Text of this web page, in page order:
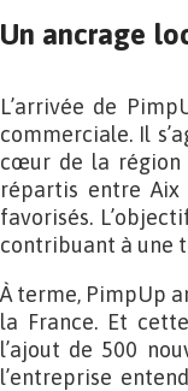
Un ancrage
L’arrivée de
commerciale. Il
cœur de la région
répartis entre
favorisés.
contribuant à une
À terme, PimpUp
la France. Et
l’ajout de 500
l’entreprise